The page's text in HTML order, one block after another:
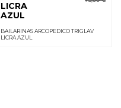
LICRA
AZUL
BAILARINAS ARCOPEDICO TRIGLAV
LICRA AZUL